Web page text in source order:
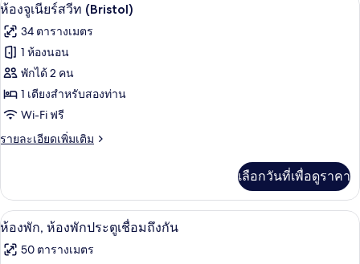
Presidential
Suite
Bristol
ภาพถ่าย
ทั้งหมด
ของ
ห้อง
จู
เนียร์
(Bristol)
4
ห้องจูเนียร์สวีท (Bristol)
34 ตารางเมตร
1 ห้องนอน
พักได้ 2 คน
1 เตียงสำหรับสองท่าน
Wi-Fi ฟรี
รายละเอียดเพิ่มเติม
ราย
เกี่ยว
กับ
ห้อง
เนียร์
เลือกวันที่เพื่อดูราคา
เปิด
ภาพถ่าย
1 ห้องนอน, เครื่องนอนระดับพรีเมียม,
6
ห้องพัก, ห้องพักประตูเชื่อมถึงกัน
50 ตารางเมตร